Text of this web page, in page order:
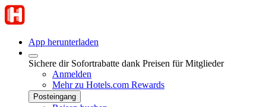
App herunterladen
Sichere dir Sofortrabatte dank Preisen für Mitglieder
Anmelden
Mehr zu Hotels.com Rewards
Posteingang